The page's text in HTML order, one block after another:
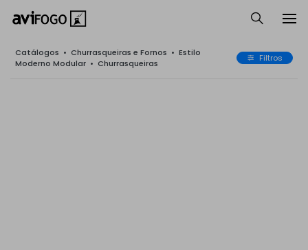
Catálogos • Churrasqueiras e Fornos • Estilo
Moderno Modular • Churrasqueiras Filtros